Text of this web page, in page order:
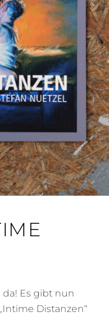
da! Es gibt nun
Distanzen“